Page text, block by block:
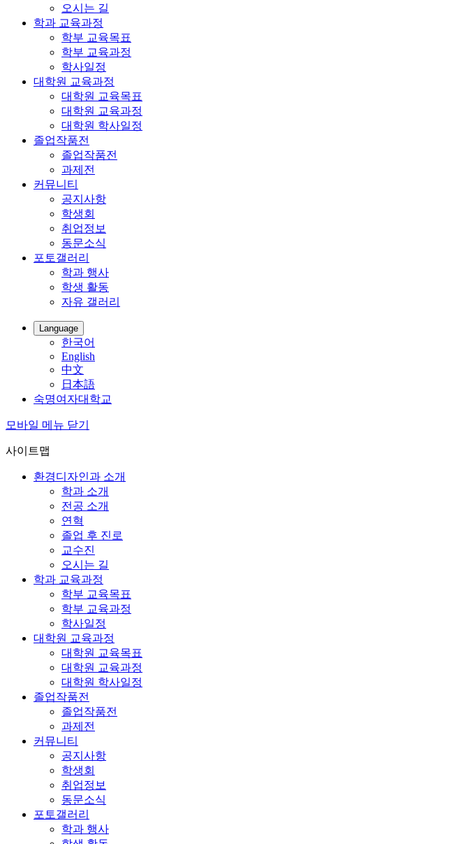
오시는 길
학과 교육과정
학부 교육목표
학부 교육과정
학사일정
대학원 교육과정
대학원 교육목표
대학원 교육과정
대학원 학사일정
졸업작품전
졸업작품전
과제전
커뮤니티
공지사항
학생회
취업정보
동문소식
포토갤러리
학과 행사
학생 활동
자유 갤러리
Language
한국어
English
中文
日本語
숙명여자대학교
모바일 메뉴 닫기
사이트맵
환경디자인과 소개
학과 소개
전공 소개
연혁
졸업 후 진로
교수진
오시는 길
학과 교육과정
학부 교육목표
학부 교육과정
학사일정
대학원 교육과정
대학원 교육목표
대학원 교육과정
대학원 학사일정
졸업작품전
졸업작품전
과제전
커뮤니티
공지사항
학생회
취업정보
동문소식
포토갤러리
학과 행사